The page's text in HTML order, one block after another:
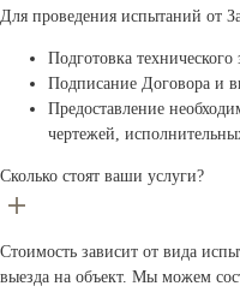
Для проведения испытаний от
Подготовка технического
Подписание Договора и
Предоставление
чертежей,
Сколько стоят ваши услуги?
Стоимость зависит от вида
выезда на объект. Мы можем